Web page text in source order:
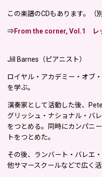
この楽譜のCDもあります。 （
⇒From the corner, Vol.1 レ
Jill Barnes（ピアニスト）
ロイヤル・アカデミー・オブ
を学ぶ。
演奏家として活動した後、
グリッシュ・ナショナル・バ
をつとめる。同時にカンパニ
トをつとめた。
その後、ランバート・バレエ
他サマースクールなどで広く活